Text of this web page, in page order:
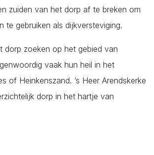
zuiden van het dorp af te breken om
te gebruiken als dijkversteviging.
dorp zoeken op het gebied van
vaak hun heil in het
of Heinkenszand. ’s Heer Arendskerke
dorp in het hartje van